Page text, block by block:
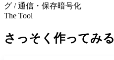
グ / 通信・保存暗号化
The Tool
さっそく作ってみる